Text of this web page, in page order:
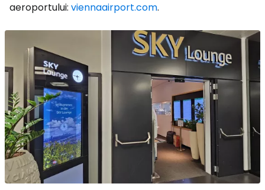
aeroportului: viennaairport.com.